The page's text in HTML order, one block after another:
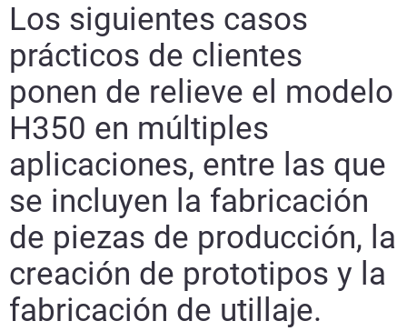
Los siguientes casos
prácticos de clientes
ponen de relieve el modelo
H350 en múltiples
aplicaciones, entre las que
se incluyen la fabricación
de piezas de producción, la
creación de prototipos y la
fabricación de utillaje.